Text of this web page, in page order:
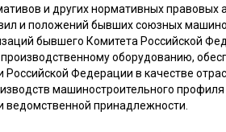
и других нормативных правовых
и положений бывших союзных
бывшего Комитета Российской
оборудованию,
Российской Федерации в качестве
машиностроительного
ведомственной принадлежности.